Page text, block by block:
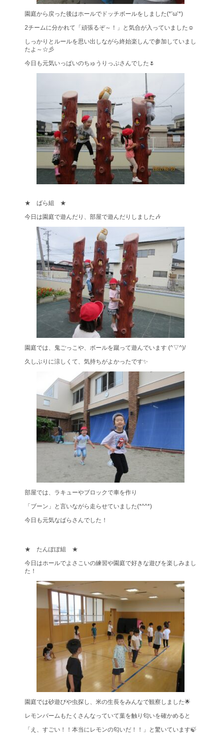
園庭から戻った後はホールでドッチボールをしました(*’ω’*)
2チームに分かれて「頑張るぞ～！」と気合が入っていました☺
しっかりとルールを思い出しながら終始楽しんで参加していまし
たよ～☆彡
今日も元気いっぱいのちゅうりっぷさんでした🌷
★ ばら組 ★
今日は園庭で遊んだり、部屋で遊んだりしました🎶
園庭では、鬼ごっこや、ボールを蹴って遊んでいます (^▽^)/
久しぶりに涼しくて、気持ちがよかったです✨
部屋では、ラキューやブロックで車を作り
「ブーン」と言いながら走らせていました(*^^*)
今日も元気なばらさんでした！
★ たんぽぽ組 ★
今日はホールでよさこいの練習や園庭で好きな遊びを楽しみまし
た！
園庭では砂遊びや虫探し、米の生長をみんなで観察しました🌟
レモンバームもたくさんなっていて葉を触り匂いを確かめると
「え、すごい！！本当にレモンの匂いだ！！」と驚いています🍃